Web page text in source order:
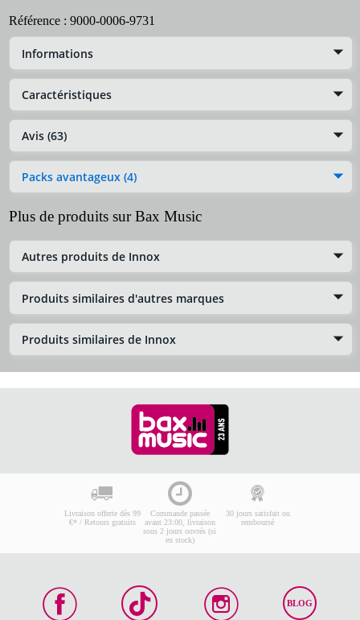
Référence : 9000-0006-9731
Informations
Caractéristiques
Avis (63)
Packs avantageux (4)
Plus de produits sur Bax Music
Autres produits de Innox
Produits similaires d'autres marques
Produits similaires de Innox
Livraison offerte dès 99
€* / Retours gratuits
Commande passée
avant 23:00, livraison
sous 2 jours ouvrés (si
en stock)
30 jours satisfait ou
remboursé
BLOG